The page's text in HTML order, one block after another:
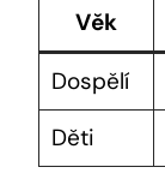
Věk
Dospělí
Děti